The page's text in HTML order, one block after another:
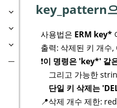
key_pattern
사용법은 ERM key*
출력: 삭제된 키 개수,
❗이 명령은 'key*' 같
그리고 가능한
단일 키 삭제는
📍삭제 개수 제한: